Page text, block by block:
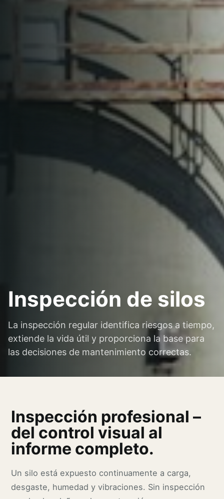
Inspección de silos
La inspección regular identifica riesgos a tiempo,
extiende la vida útil y proporciona la base para
las decisiones de mantenimiento correctas.
Inspección profesional –
del control visual al
informe completo.
Un silo está expuesto continuamente a carga,
desgaste, humedad y vibraciones. Sin inspección